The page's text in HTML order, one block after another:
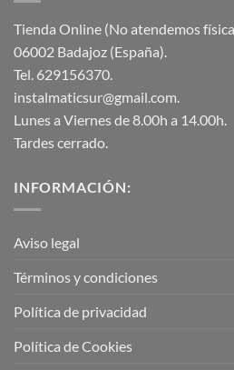
Tienda Online (No atendemos
06002 Badajoz (España).
Tel. 629156370.
instalmaticsur@gmail.com.
Lunes a Viernes de 8.00h a 14.00h.
Tardes cerrado.
INFORMACIÓN:
Aviso legal
Términos y condiciones
Política de privacidad
Política de Cookies